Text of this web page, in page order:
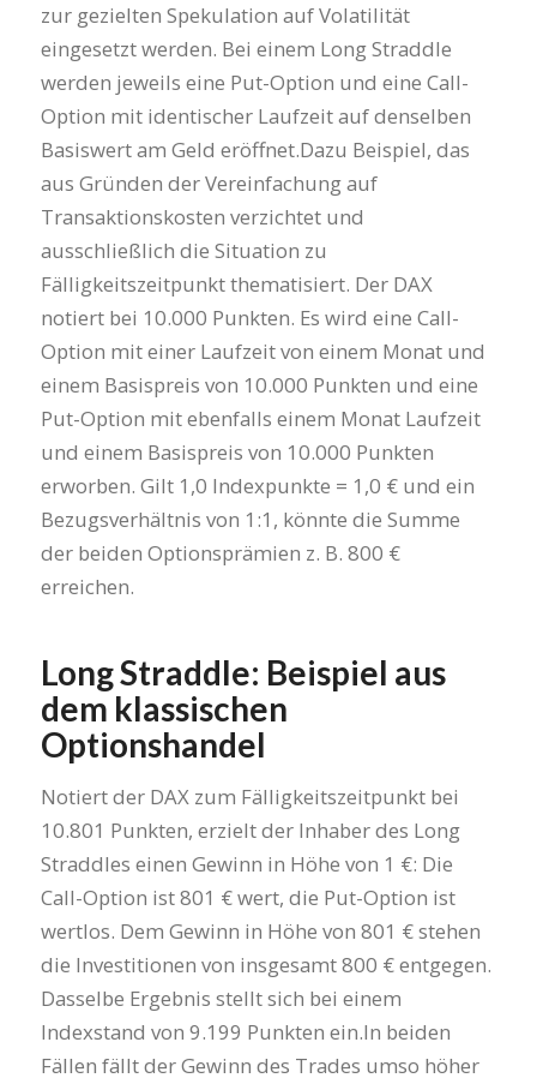
zur gezielten Spekulation auf Volatilität
eingesetzt werden. Bei einem Long Straddle
werden jeweils eine Put-Option und eine Call-
Option mit identischer Laufzeit auf denselben
Basiswert am Geld eröffnet.Dazu Beispiel, das
aus Gründen der Vereinfachung auf
Transaktionskosten verzichtet und
ausschließlich die Situation zu
Fälligkeitszeitpunkt thematisiert. Der DAX
notiert bei 10.000 Punkten. Es wird eine Call-
Option mit einer Laufzeit von einem Monat und
einem Basispreis von 10.000 Punkten und eine
Put-Option mit ebenfalls einem Monat Laufzeit
und einem Basispreis von 10.000 Punkten
erworben. Gilt 1,0 Indexpunkte = 1,0 € und ein
Bezugsverhältnis von 1:1, könnte die Summe
der beiden Optionsprämien z. B. 800 €
erreichen.
Long Straddle: Beispiel aus
dem klassischen
Optionshandel
Notiert der DAX zum Fälligkeitszeitpunkt bei
10.801 Punkten, erzielt der Inhaber des Long
Straddles einen Gewinn in Höhe von 1 €: Die
Call-Option ist 801 € wert, die Put-Option ist
wertlos. Dem Gewinn in Höhe von 801 € stehen
die Investitionen von insgesamt 800 € entgegen.
Dasselbe Ergebnis stellt sich bei einem
Indexstand von 9.199 Punkten ein.In beiden
Fällen fällt der Gewinn des Trades umso höher